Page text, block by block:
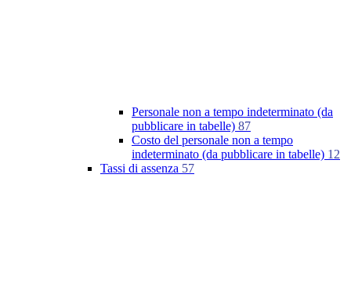
Personale non a tempo indeterminato (da
pubblicare in tabelle) 87
Costo del personale non a tempo
indeterminato (da pubblicare in tabelle) 12
Tassi di assenza 57